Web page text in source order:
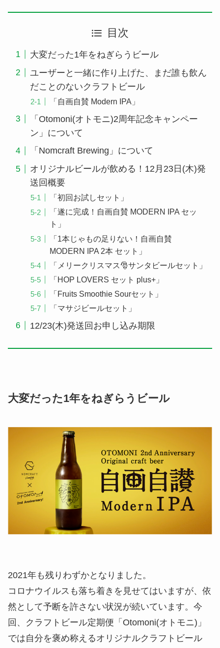
目次
大変だった1年をねぎらうビール
ユーザーと一緒に作り上げた、まだ誰も飲ん
だことのないクラフトビール
「自画自賛 Modern IPA」
「Otomoni(オトモニ)2周年記念キャンペー
ン」について
「Nomcraft Brewing」について
オリジナルビールが飲める！12月23日(木)発
送回概要
「初回お試しセット」
「遂に完成！自画自賛 MODERN IPA セッ
ト」
「1本じゃもの足りない！自画自賛
MODERN IPA 2本 セット」
「メリークリスマス🎅サンタビールセット」
「HOP LOVERS セット plus+」
「Fruits Smoothie Sourセット」
「マサジビールセット」
12/23(木)発送回お申し込み期限
大変だった1年をねぎらうビール
2021年も残りわずかとなりました。
コロナウイルスも落ち着きを見せてはいますが、依
然として予断を許さない状況が続いています。今
回、クラフトビール定期便「Otomoni(オトモニ)」
では自分を褒め称えるオリジナルクラフトビール